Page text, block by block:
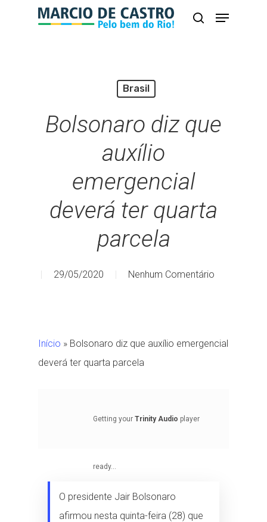
busca
Menu
Brasil
Bolsonaro diz que
auxílio
emergencial
deverá ter quarta
parcela
29/05/2020 Nenhum Comentário
Início » Bolsonaro diz que auxílio emergencial
deverá ter quarta parcela
Getting your Trinity Audio player
ready...
O presidente Jair Bolsonaro
afirmou nesta quinta-feira (28) que